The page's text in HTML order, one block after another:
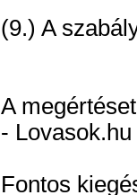
(9.) A
A
-
Fontos